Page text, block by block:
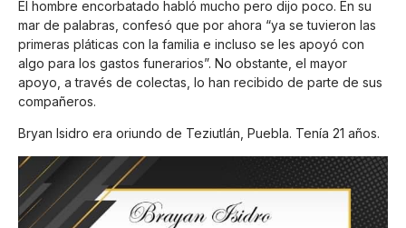
El hombre encorbatado habló mucho pero dijo poco. En su
mar de palabras, confesó que por ahora “ya se tuvieron las
primeras pláticas con la familia e incluso se les apoyó con
algo para los gastos funerarios”. No obstante, el mayor
apoyo, a través de colectas, lo han recibido de parte de sus
compañeros.
Bryan Isidro era oriundo de Teziutlán, Puebla. Tenía 21 años.